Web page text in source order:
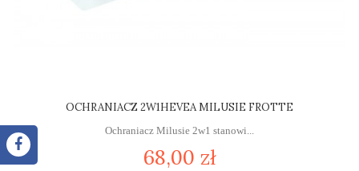
OCHRANIACZ 2W1HEVEA MILUSIE FROTTE
Ochraniacz Milusie 2w1 stanowi...
68,00 zł